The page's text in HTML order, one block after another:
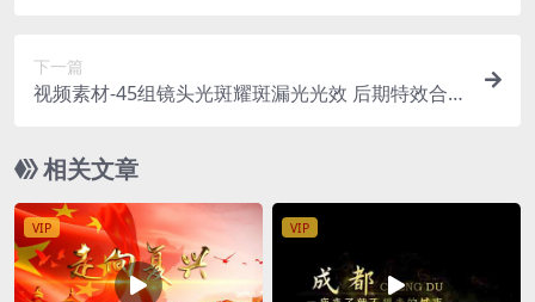
下一篇
视频素材-45组镜头光斑耀斑漏光光效 后期特效合
相关文章
VIP VIP